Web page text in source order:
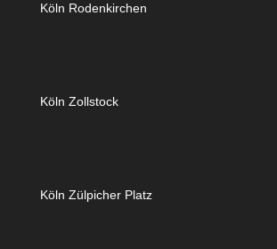
Köln Rodenkirchen
Köln Zollstock
Köln Zülpicher Platz